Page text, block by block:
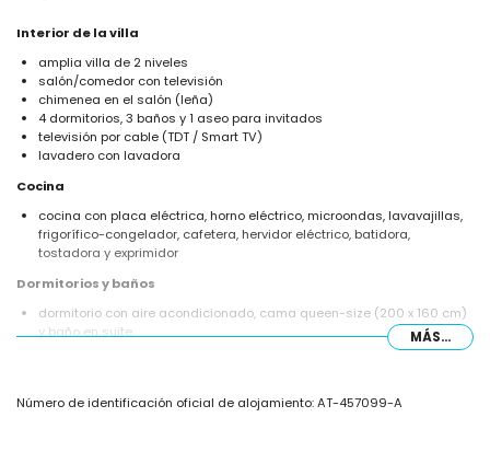
Interior de la villa
amplia villa de 2 niveles
salón/comedor con televisión
chimenea en el salón (leña)
4 dormitorios, 3 baños y 1 aseo para invitados
televisión por cable (TDT / Smart TV)
lavadero con lavadora
Cocina
cocina con placa eléctrica, horno eléctrico, microondas, lavavajillas,
frigorífico-congelador, cafetera, hervidor eléctrico, batidora,
tostadora y exprimidor
Dormitorios y baños
dormitorio con aire acondicionado, cama queen-size (200 x 160 cm)
y baño en suite
dormitorio con cama queen-size (200 x 160 cm) y ventilador
dormitorio con 2 camas individuales (200 x 90 cm) y ventilador
MÁS...
Número de identificación oficial de alojamiento: AT-457099-A